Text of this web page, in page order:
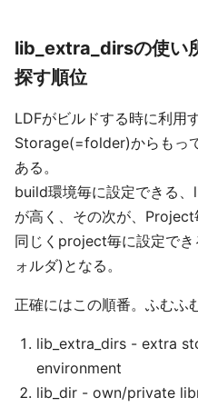
lib_extra_dirsの使い
探す順位
LDFがビルドする時に利用
Storage(=folder)からもっ
ある。
build環境毎に設定できる
が高く、その次が、Project
同じくproject毎に設定で
ォルダ)となる。
正確にはこの順番。ふむふ
lib_extra_dirs - extra
environment
lib_dir - own/private